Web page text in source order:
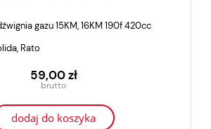
gazu 15KM, 16KM 190f 420cc
Rato
59,00 zł
dodaj do koszyka